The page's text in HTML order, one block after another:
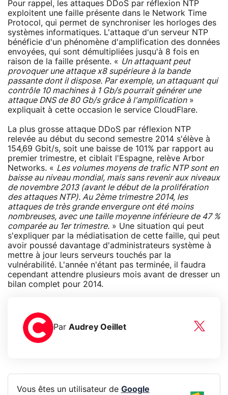
Pour rappel, les attaques DDoS par réflexion NTP
exploitent une faille présente dans le Network Time
Protocol, qui permet de synchroniser les horloges des
systèmes informatiques. L'attaque d'un serveur NTP
bénéficie d'un phénomène d'amplification des données
envoyées, qui sont démultipliées jusqu'à 8 fois en
raison de la faille présente. « Un attaquant peut
provoquer une attaque x8 supérieure à la bande
passante dont il dispose. Par exemple, un attaquant qui
contrôle 10 machines à 1 Gb/s pourrait générer une
attaque DNS de 80 Gb/s grâce à l'amplification»
expliquait à cette occasion le service CloudFlare.
La plus grosse attaque DDoS par réflexion NTP
relevée au début du second semestre 2014 s'élève à
154,69 Gbit/s, soit une baisse de 101% par rapport au
premier trimestre, et ciblait l'Espagne, relève Arbor
Networks. « Les volumes moyens de trafic NTP sont en
baisse au niveau mondial, mais sans revenir aux niveaux
de novembre 2013 (avant le début de la prolifération
des attaques NTP). Au 2ème trimestre 2014, les
attaques de très grande envergure ont été moins
nombreuses, avec une taille moyenne inférieure de 47 %
comparée au 1er trimestre. » Une situation qui peut
s'expliquer par la médiatisation de cette faille, qui peut
avoir poussé davantage d'administrateurs système à
mettre à jour leurs serveurs touchés par la
vulnérabilité. L'année n'étant pas terminée, il faudra
cependant attendre plusieurs mois avant de dresser un
bilan complet pour 2014.
Par Audrey Oeillet
Vous êtes un utilisateur de Google